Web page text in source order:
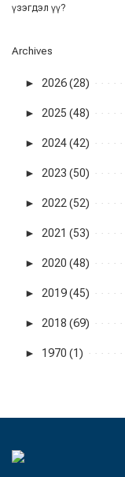
үзэгдэл үү?
Archives
► 2026 (28)
► 2025 (48)
► 2024 (42)
► 2023 (50)
► 2022 (52)
► 2021 (53)
► 2020 (48)
► 2019 (45)
► 2018 (69)
► 1970 (1)